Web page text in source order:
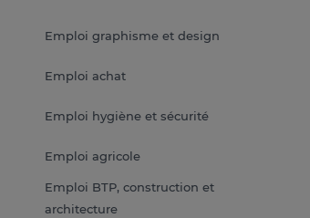
Emploi graphisme et design
Emploi achat
Emploi hygiène et sécurité
Emploi agricole
Emploi BTP, construction et
architecture